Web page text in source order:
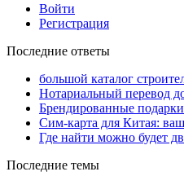
Войти
Регистрация
Последние ответы
большой каталог
Нотариальный перевод
Брендированные
Сим-карта для Китая:
Где найти можно будет
Последние темы